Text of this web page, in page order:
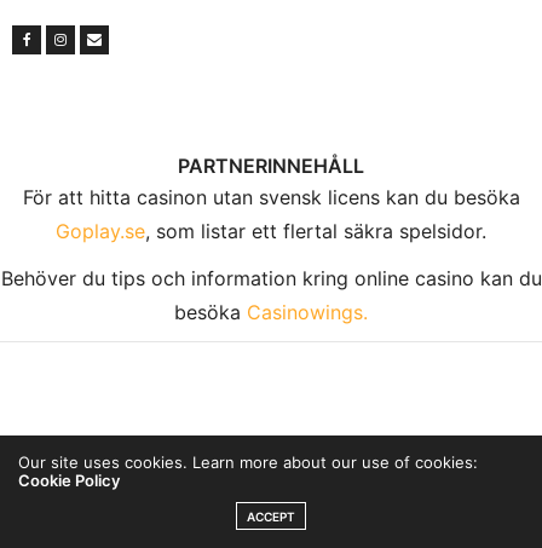
PARTNERINNEHÅLL
För att hitta casinon utan svensk licens kan du besöka
Goplay.se, som listar ett flertal säkra spelsidor.
Behöver du tips och information kring online casino kan du
besöka Casinowings.
KONTAKTINFORMATION
Tulegatan 24, 113 53 Stockholm
Telefon: 08-122 01 457
Our site uses cookies. Learn more about our use of cookies:
Cookie Policy
ACCEPT